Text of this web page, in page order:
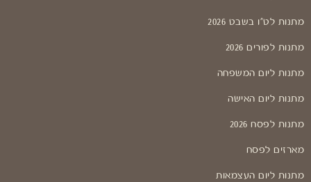
מתנות לט"ו בשבט 2026
מתנות לפורים 2026
מתנות ליום המשפחה
מתנות ליום האישה
מתנות לפסח 2026
מארזים לפסח
מתנות ליום העצמאות